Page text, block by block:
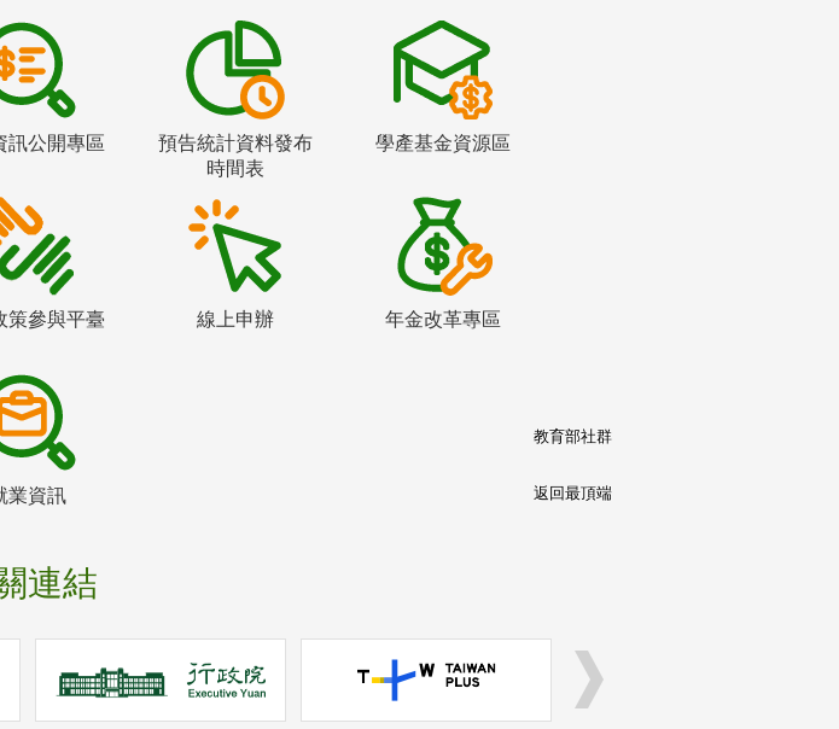
訊公開專區
預告統計資料發布
時間表
學產基金資源區
策參與平臺 線上申辦 年金改革專區
業資訊
連結
教育部社群
返回最頂端